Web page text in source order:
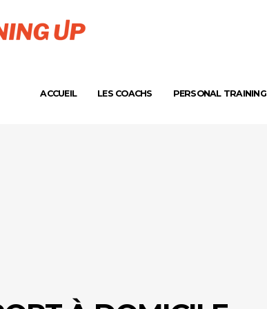
ACCUEIL LES COACHS PERSONAL TRAINING